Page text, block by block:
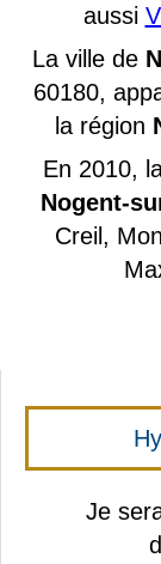
aussi
La ville de
60180,
la région
En 2010,
Nogent-
Creil,
Je